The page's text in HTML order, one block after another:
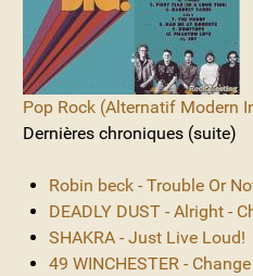
Pop Rock (Alternatif Modern
Dernières chroniques (suite)
Robin beck - Trouble Or
DEADLY DUST - Alright -
SHAKRA - Just Live Loud!
49 WINCHESTER -